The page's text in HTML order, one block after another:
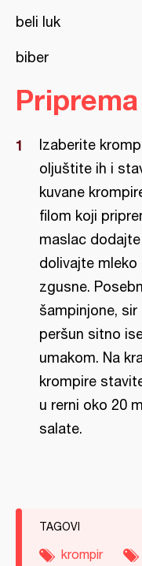
beli luk
biber
Priprema
Izaberite
oljuštite ih i
kuvane
filom koji
maslac
dolivajte mleko
zgusne.
šampinjone,
peršun sitno
umakom. Na
krompire
u rerni oko 20
salate.
TAGOVI
krompir